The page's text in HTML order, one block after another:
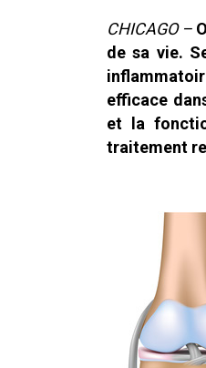
CHICAGO –
de sa vie.
efficace
et la
traitement